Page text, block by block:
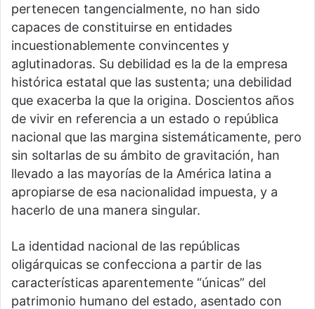
pertenecen tangencialmente, no han sido
capaces de constituirse en entidades
incuestionablemente convincentes y
aglutinadoras. Su debilidad es la de la empresa
histórica estatal que las sustenta; una debilidad
que exacerba la que la origina. Doscientos años
de vivir en referencia a un estado o república
nacional que las margina sistemáticamente, pero
sin soltarlas de su ámbito de gravitación, han
llevado a las mayorías de la América latina a
apropiarse de esa nacionalidad impuesta, y a
hacerlo de una manera singular.
La identidad nacional de las repúblicas
oligárquicas se confecciona a partir de las
características aparentemente “únicas” del
patrimonio humano del estado, asentado con